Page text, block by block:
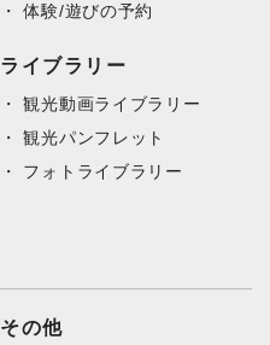
体験/遊びの予約
ライブラリー
観光動画ライブラリー
観光パンフレット
フォトライブラリー
その他